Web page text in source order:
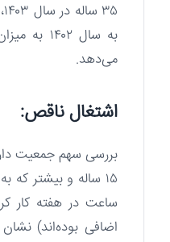
می‌دهد.
اشتغال ناقص:
بررسی سهم جمعیت
ساعت در هفته کار